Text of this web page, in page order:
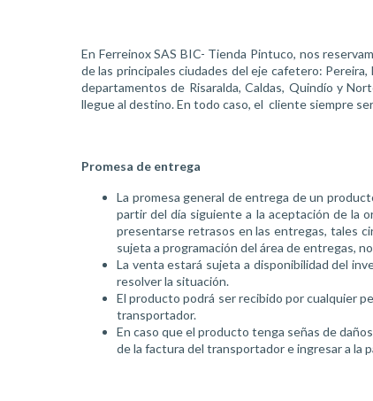
En Ferreinox SAS BIC- Tienda Pintuco, nos
de las principales ciudades del eje cafetero:
departamentos de Risaralda, Caldas, Quindío y
llegue al destino. En todo caso, el cliente siempre
Promesa de entrega
La promesa general de entrega de un
partir del día siguiente a la aceptación de la
presentarse retrasos en las entregas, tales
sujeta a programación del área de entregas,
La venta estará sujeta a disponibilidad del
resolver la situación.
El producto podrá ser recibido por cualquier
transportador.
En caso que el producto tenga señas de
de la factura del transportador e ingresar a la